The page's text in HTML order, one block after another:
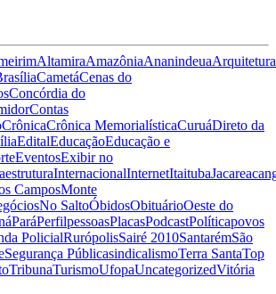
AltamiraAmazôniaAnanindeuaArquitetura
CametáCenas do
Concórdia do
Contas
CrônicaCrônica MemorialísticaCuruáDireto da
EditalEducaçãoEducação e
EventosExibir no
InternacionalInternetItaituba
CamposMonte
No SaltoÓbidosObituárioOeste do
ParáPerfilpessoasPlacasPodcastPolíticapovos
PolicialRurópolisSairé 2010SantarémSão
Segurança PúblicasindicalismoTerra SantaTop
TribunaTurismoUfopaUncategorizedVitória